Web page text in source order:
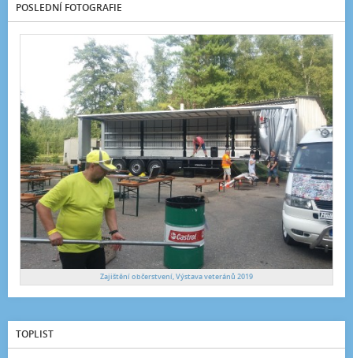
POSLEDNÍ FOTOGRAFIE
Zajištění občerstvení, Výstava veteránů 2019
TOPLIST